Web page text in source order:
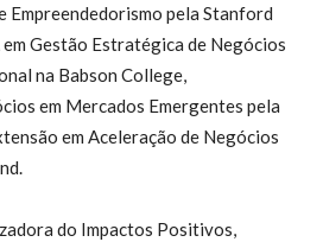
Empreendedorismo pela Stanford
Gestão Estratégica de Negócios
na Babson College,
em Mercados Emergentes pela
em Aceleração de Negócios
do Impactos Positivos,